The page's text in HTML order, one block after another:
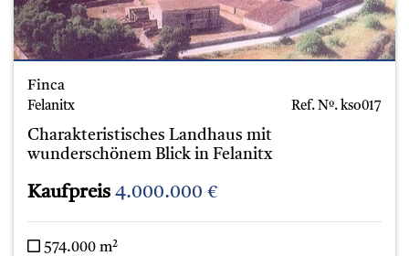
Finca
Felanitx Ref. Nº. kso017
Charakteristisches Landhaus mit
wunderschönem Blick in Felanitx
Kaufpreis 4.000.000 €
574.000 m²